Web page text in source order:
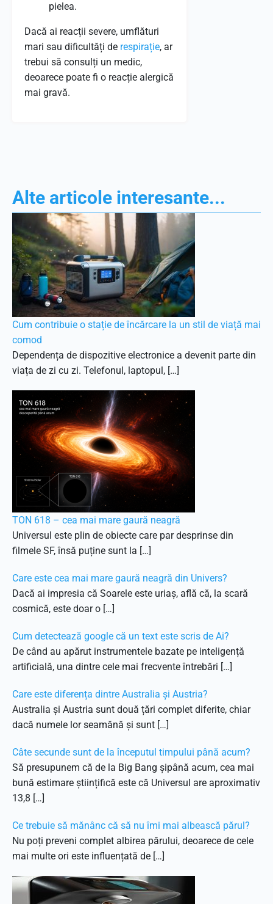
pielea.
Dacă ai reacții severe, umflături
mari sau dificultăți de respirație, ar
trebui să consulți un medic,
deoarece poate fi o reacție alergică
mai gravă.
Alte articole interesante...
Cum contribuie o stație de încărcare la un stil de viață mai
comod
Dependența de dispozitive electronice a devenit parte din
viața de zi cu zi. Telefonul, laptopul, […]
TON 618 – cea mai mare gaură neagră
Universul este plin de obiecte care par desprinse din
filmele SF, însă puține sunt la […]
Care este cea mai mare gaură neagră din Univers?
Dacă ai impresia că Soarele este uriaș, află că, la scară
cosmică, este doar o […]
Cum detectează google că un text este scris de Ai?
De când au apărut instrumentele bazate pe inteligență
artificială, una dintre cele mai frecvente întrebări […]
Care este diferența dintre Australia și Austria?
Australia și Austria sunt două țări complet diferite, chiar
dacă numele lor seamănă și sunt […]
Câte secunde sunt de la începutul timpului până acum?
Să presupunem că de la Big Bang șipână acum, cea mai
bună estimare științifică este că Universul are aproximativ
13,8 […]
Ce trebuie să mănânc că să nu îmi mai albească părul?
Nu poți preveni complet albirea părului, deoarece de cele
mai multe ori este influențată de […]